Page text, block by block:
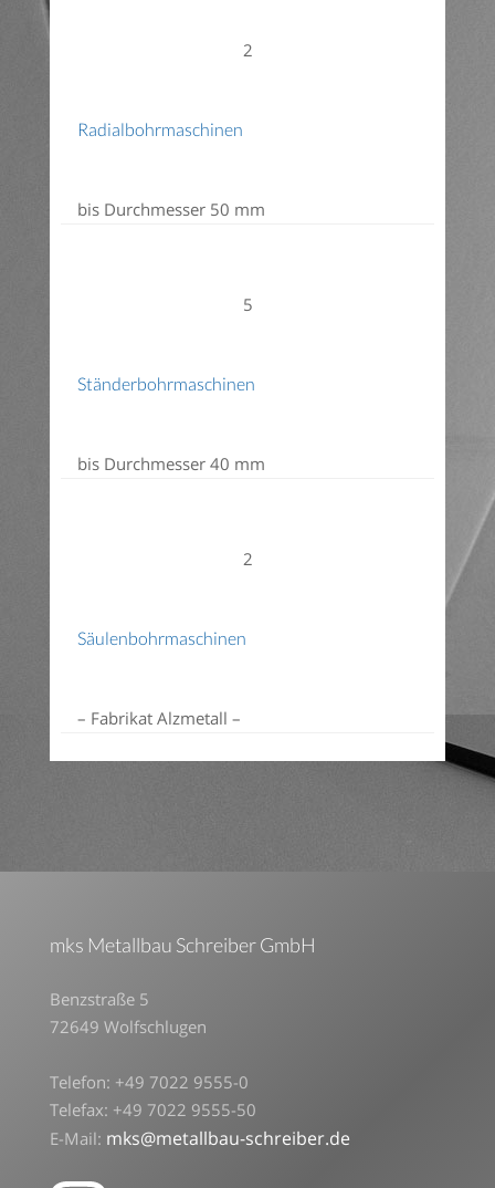
2
Radialbohrmaschinen
bis Durchmesser 50 mm
5
Ständerbohrmaschinen
bis Durchmesser 40 mm
2
Säulenbohrmaschinen
– Fabrikat Alzmetall –
mks Metallbau Schreiber GmbH
Benzstraße 5
72649 Wolfschlugen
Telefon: +49 7022 9555-0
Telefax: +49 7022 9555-50
E-Mail: mks@metallbau-schreiber.de